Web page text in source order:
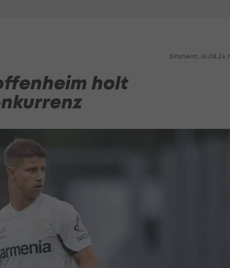
Sinsheim, 16.08.24
holt